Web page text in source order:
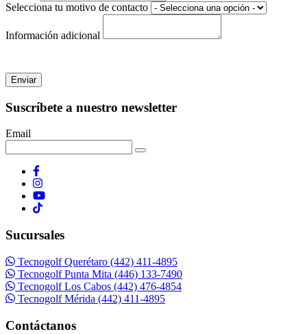
Selecciona tu motivo de contacto
Información adicional
Enviar
Suscríbete a nuestro newsletter
Email
Sucursales
Tecnogolf Querétaro (442) 411-4895
Tecnogolf Punta Mita (446) 133-7490
Tecnogolf Los Cabos (442) 476-4854
Tecnogolf Mérida (442) 411-4895
Contáctanos